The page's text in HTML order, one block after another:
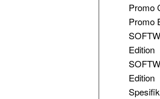
Promo
Promo
Edition
Edition